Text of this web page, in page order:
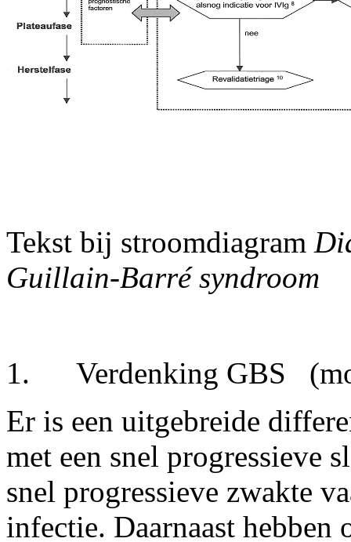
Tekst bij stroomdiagram
Guillain-Barré syndroom
1. Verdenking GBS
Er is een uitgebreide
met een snel progressieve
snel progressieve zwakte
infectie. Daarnaast